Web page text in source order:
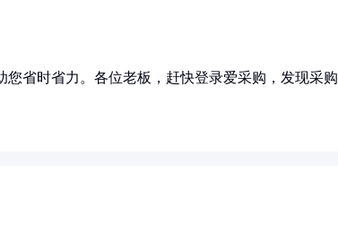
省时省力。各位老板，赶快登录爱采购，发现采